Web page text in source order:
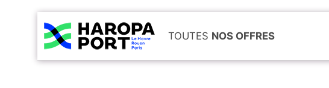
TOUTES NOS OFFRES